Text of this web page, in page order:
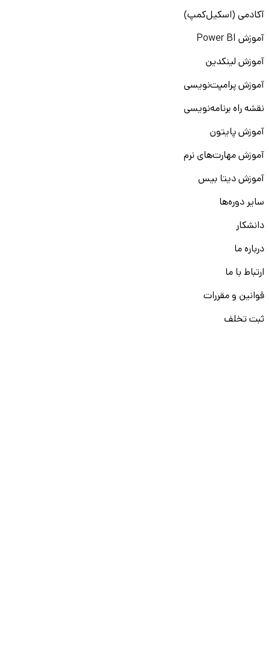
آکادمی (اسکیل‌کمپ)
آموزش Power BI
آموزش لینکدین
آموزش پرامپت‌نویسی
نقشه راه برنامه‌نویسی
آموزش پایتون
آموزش مهارت‌های نرم
آموزش دیتا بیس
سایر دوره‌ها
دانشکار
درباره ما
ارتباط با ما
قوانین و مقررات
ثبت تخلف